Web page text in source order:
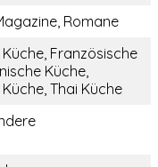
Romane
Französische
Küche,
Thai Küche